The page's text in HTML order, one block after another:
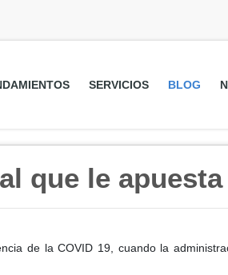
SERVICIOS BLOG
que le
de la COVID 19, cuando la